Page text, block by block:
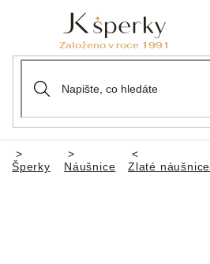
Domů
Šperky Náušnice Zlaté náušnice